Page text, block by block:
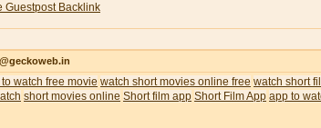
Guestpost Backlink
watch free movie watch short movies online free watch short
short movies online Short film app Short Film App app to